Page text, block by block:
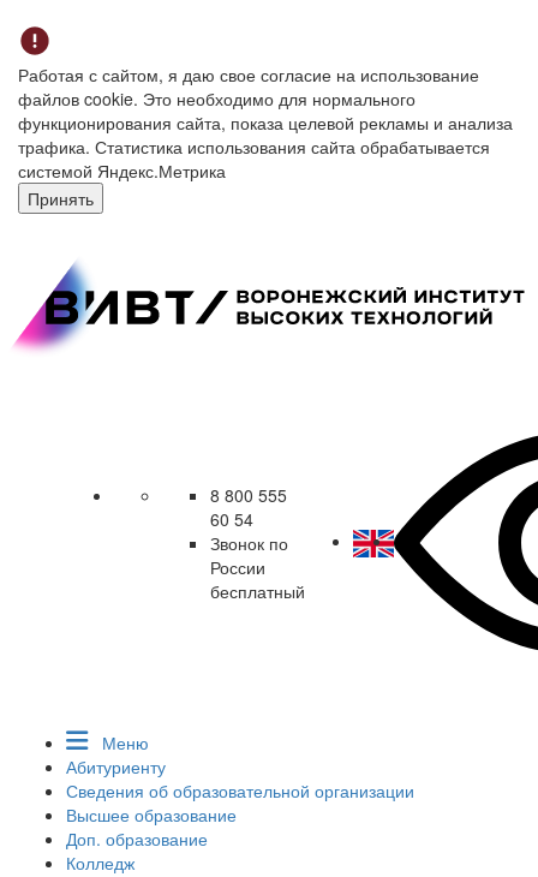
Работая с сайтом, я даю свое согласие на использование
файлов cookie. Это необходимо для нормального
функционирования сайта, показа целевой рекламы и анализа
трафика. Статистика использования сайта обрабатывается
системой Яндекс.Метрика
Принять
8 800 555
60 54
Звонок по
России
бесплатный
Меню
Абитуриенту
Сведения об образовательной организации
Высшее образование
Доп. образование
Колледж